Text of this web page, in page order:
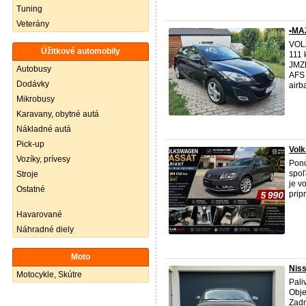
Tuning
Veterány
Úžitkové automobily
Autobusy
Dodávky
Mikrobusy
Karavany, obytné autá
Nákladné autá
Pick-up
Vozíky, prívesy
Stroje
Ostatné
Havarované
Náhradné diely
Moto
Motocykle, Skútre
111
je